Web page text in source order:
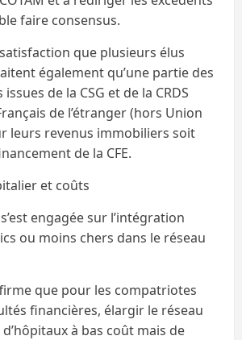
faire consensus.
que plusieurs élus
également qu’une partie des
de la CSG et de la CRDS
de l’étranger (hors Union
leurs revenus immobiliers soit
de la CFE.
et coûts
engagée sur l’intégration
ou moins chers dans le réseau
que pour les compatriotes
financières, élargir le réseau
à bas coût mais de